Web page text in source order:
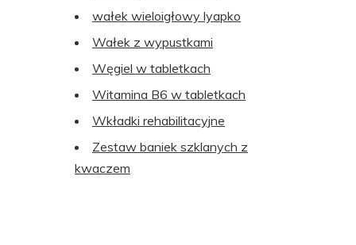
wałek wieloigłowy lyapko
Wałek z wypustkami
Węgiel w tabletkach
Witamina B6 w tabletkach
Wkładki rehabilitacyjne
Zestaw baniek szklanych z
kwaczem